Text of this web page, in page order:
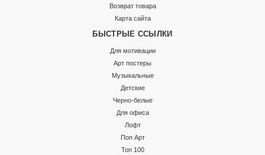
Возврат товара
Карта сайта
БЫСТРЫЕ ССЫЛКИ
Для мотивации
Арт постеры
Музыкальные
Детские
Черно-белые
Для офиса
Лофт
Поп Арт
Топ 100